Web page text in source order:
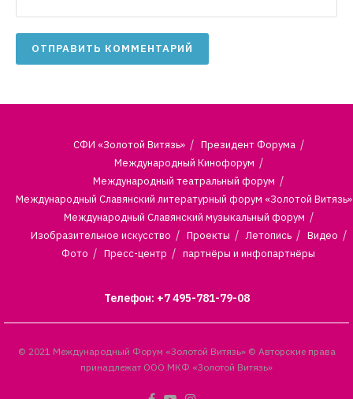
СФИ «Золотой Витязь»
Президент Форума
Международный Кинофорум
Международный театральный форум
Международный Славянский литературный форум «Золотой Витязь»
Международный Славянский музыкальный форум
Изобразительное искусство
Проекты Летопись
Видео
Фото
Пресс-центр партнёры и инфопартнёры
Телефон: +7 495-781-79-08
© 2021 Международный Форум «Золотой Витязь» © Авторские права
принадлежат ООО МКФ «Золотой Витязь»